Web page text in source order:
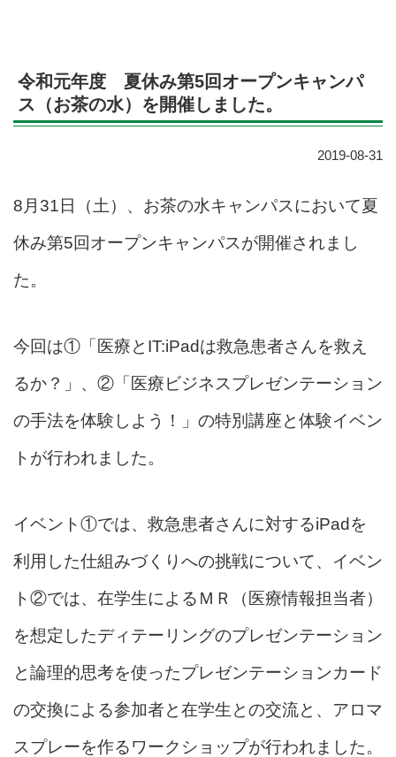
令和元年度 夏休み第5回オープンキャンパ
ス（お茶の水）を開催しました。
2019-08-31
8月31日（土）、お茶の水キャンパスにおいて夏
休み第5回オープンキャンパスが開催されまし
た。
今回は①「 医療とIT:iPadは救急患者さんを救え
るか ？」、②「医療ビジネスプレゼンテーション
の手法を体験しよう！」の特別講座と体験イベン
トが行われました。
イベント①では、救急患者さんに対するiPadを
利用した仕組みづくりへの挑戦について、イベン
ト②では、在学生によるＭＲ（医療情報担当者）
を想定したディテーリングのプレゼンテーション
と論理的思考を使ったプレゼンテーションカード
の交換による参加者と在学生との交流と、アロマ
スプレーを作るワークショップが行われました。